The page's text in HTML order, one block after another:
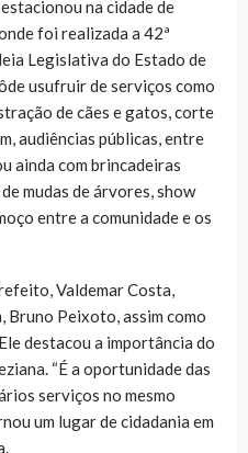
na cidade de
foi realizada a 42ª
Legislativa do Estado de
usufruir de serviços como
de cães e gatos, corte
audiências públicas, entre
ainda com brincadeiras
mudas de árvores, show
entre a comunidade e os
Valdemar Costa,
Bruno Peixoto, assim como
destacou a importância do
“É a oportunidade das
serviços no mesmo
um lugar de cidadania em